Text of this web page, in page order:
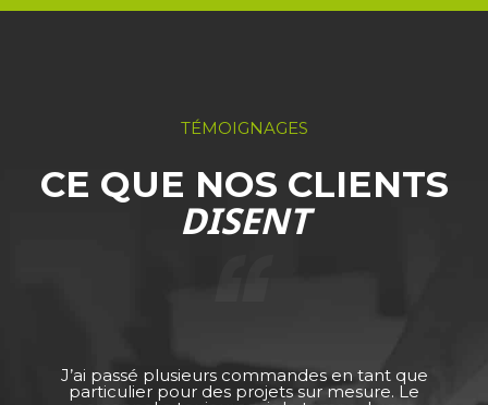
TÉMOIGNAGES
CE QUE NOS CLIENTS
DISENT
J’ai passé plusieurs commandes en tant que
particulier pour des projets sur mesure. Le